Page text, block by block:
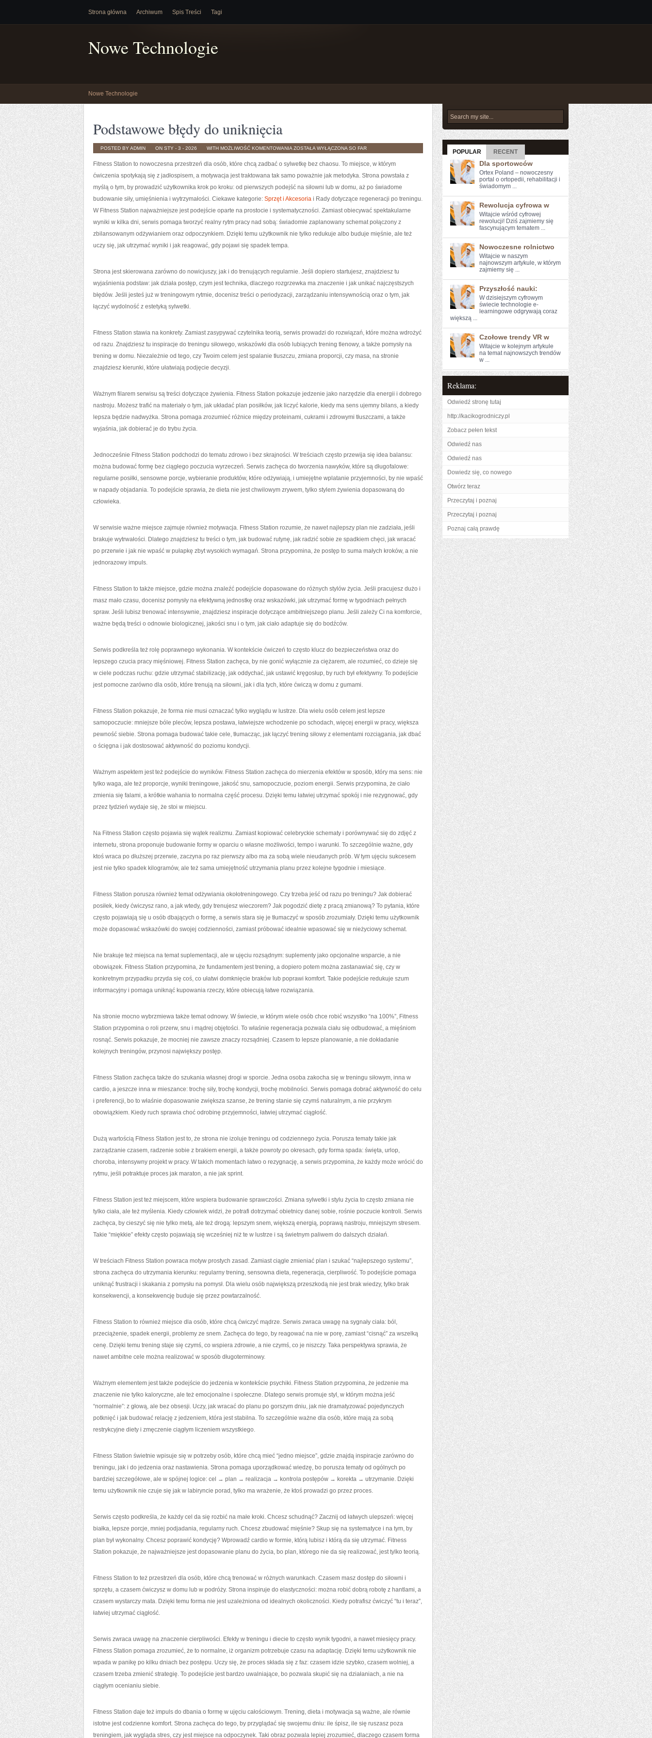
Strona główna Archiwum Spis Treści Tagi
Nowe Technologie
Nowe Technologie
Podstawowe błędy do uniknięcia
POSTED BY ADMIN ON STY - 3 - 2026 WITH MOŻLIWOŚĆ KOMENTOWANIA PODSTAWOWE
BŁĘDY
UNIKNIĘCIA
ZOSTAŁA WYŁĄCZONA SO FAR
Fitness Station to nowoczesna przestrzeń dla osób, które chcą zadbać o sylwetkę bez chaosu. To miejsce, w którym
ćwiczenia spotykają się z jadłospisem, a motywacja jest traktowana tak samo poważnie jak metodyka. Strona powstała z
myślą o tym, by prowadzić użytkownika krok po kroku: od pierwszych podejść na siłowni lub w domu, aż po świadome
budowanie siły, umięśnienia i wytrzymałości. Ciekawe kategorie: Sprzęt i Akcesoria i Rady dotyczące regeneracji po treningu.
W Fitness Station najważniejsze jest podejście oparte na prostocie i systematyczności. Zamiast obiecywać spektakularne
wyniki w kilka dni, serwis pomaga tworzyć realny rytm pracy nad sobą: świadomie zaplanowany schemat połączony z
zbilansowanym odżywianiem oraz odpoczynkiem. Dzięki temu użytkownik nie tylko redukuje albo buduje mięśnie, ale też
uczy się, jak utrzymać wyniki i jak reagować, gdy pojawi się spadek tempa.
Strona jest skierowana zarówno do nowicjuszy, jak i do trenujących regularnie. Jeśli dopiero startujesz, znajdziesz tu
wyjaśnienia podstaw: jak działa postęp, czym jest technika, dlaczego rozgrzewka ma znaczenie i jak unikać najczęstszych
błędów. Jeśli jesteś już w treningowym rytmie, docenisz treści o periodyzacji, zarządzaniu intensywnością oraz o tym, jak
łączyć wydolność z estetyką sylwetki.
Fitness Station stawia na konkrety. Zamiast zasypywać czytelnika teorią, serwis prowadzi do rozwiązań, które można wdrożyć
od razu. Znajdziesz tu inspiracje do treningu siłowego, wskazówki dla osób lubiących trening tlenowy, a także pomysły na
trening w domu. Niezależnie od tego, czy Twoim celem jest spalanie tłuszczu, zmiana proporcji, czy masa, na stronie
znajdziesz kierunki, które ułatwiają podjęcie decyzji.
Ważnym filarem serwisu są treści dotyczące żywienia. Fitness Station pokazuje jedzenie jako narzędzie dla energii i dobrego
nastroju. Możesz trafić na materiały o tym, jak układać plan posiłków, jak liczyć kalorie, kiedy ma sens ujemny bilans, a kiedy
lepsza będzie nadwyżka. Strona pomaga zrozumieć różnice między proteinami, cukrami i zdrowymi tłuszczami, a także
wyjaśnia, jak dobierać je do trybu życia.
Jednocześnie Fitness Station podchodzi do tematu zdrowo i bez skrajności. W treściach często przewija się idea balansu:
można budować formę bez ciągłego poczucia wyrzeczeń. Serwis zachęca do tworzenia nawyków, które są długofalowe:
regularne posiłki, sensowne porcje, wybieranie produktów, które odżywiają, i umiejętne wplatanie przyjemności, by nie wpaść
w napady objadania. To podejście sprawia, że dieta nie jest chwilowym zrywem, tylko stylem żywienia dopasowaną do
człowieka.
W serwisie ważne miejsce zajmuje również motywacja. Fitness Station rozumie, że nawet najlepszy plan nie zadziała, jeśli
brakuje wytrwałości. Dlatego znajdziesz tu treści o tym, jak budować rutynę, jak radzić sobie ze spadkiem chęci, jak wracać
po przerwie i jak nie wpaść w pułapkę zbyt wysokich wymagań. Strona przypomina, że postęp to suma małych kroków, a nie
jednorazowy impuls.
Fitness Station to także miejsce, gdzie można znaleźć podejście dopasowane do różnych stylów życia. Jeśli pracujesz dużo i
masz mało czasu, docenisz pomysły na efektywną jednostkę oraz wskazówki, jak utrzymać formę w tygodniach pełnych
spraw. Jeśli lubisz trenować intensywnie, znajdziesz inspiracje dotyczące ambitniejszego planu. Jeśli zależy Ci na komforcie,
ważne będą treści o odnowie biologicznej, jakości snu i o tym, jak ciało adaptuje się do bodźców.
Serwis podkreśla też rolę poprawnego wykonania. W kontekście ćwiczeń to często klucz do bezpieczeństwa oraz do
lepszego czucia pracy mięśniowej. Fitness Station zachęca, by nie gonić wyłącznie za ciężarem, ale rozumieć, co dzieje się
w ciele podczas ruchu: gdzie utrzymać stabilizację, jak oddychać, jak ustawić kręgosłup, by ruch był efektywny. To podejście
jest pomocne zarówno dla osób, które trenują na siłowni, jak i dla tych, które ćwiczą w domu z gumami.
Fitness Station pokazuje, że forma nie musi oznaczać tylko wyglądu w lustrze. Dla wielu osób celem jest lepsze
samopoczucie: mniejsze bóle pleców, lepsza postawa, łatwiejsze wchodzenie po schodach, więcej energii w pracy, większa
pewność siebie. Strona pomaga budować takie cele, tłumacząc, jak łączyć trening siłowy z elementami rozciągania, jak dbać
o ścięgna i jak dostosować aktywność do poziomu kondycji.
Ważnym aspektem jest też podejście do wyników. Fitness Station zachęca do mierzenia efektów w sposób, który ma sens: nie
tylko waga, ale też proporcje, wyniki treningowe, jakość snu, samopoczucie, poziom energii. Serwis przypomina, że ciało
zmienia się falami, a krótkie wahania to normalna część procesu. Dzięki temu łatwiej utrzymać spokój i nie rezygnować, gdy
przez tydzień wydaje się, że stoi w miejscu.
Na Fitness Station często pojawia się wątek realizmu. Zamiast kopiować celebryckie schematy i porównywać się do zdjęć z
internetu, strona proponuje budowanie formy w oparciu o własne możliwości, tempo i warunki. To szczególnie ważne, gdy
ktoś wraca po dłuższej przerwie, zaczyna po raz pierwszy albo ma za sobą wiele nieudanych prób. W tym ujęciu sukcesem
jest nie tylko spadek kilogramów, ale też sama umiejętność utrzymania planu przez kolejne tygodnie i miesiące.
Fitness Station porusza również temat odżywiania okołotreningowego. Czy trzeba jeść od razu po treningu? Jak dobierać
posiłek, kiedy ćwiczysz rano, a jak wtedy, gdy trenujesz wieczorem? Jak pogodzić dietę z pracą zmianową? To pytania, które
często pojawiają się u osób dbających o formę, a serwis stara się je tłumaczyć w sposób zrozumiały. Dzięki temu użytkownik
może dopasować wskazówki do swojej codzienności, zamiast próbować idealnie wpasować się w nieżyciowy schemat.
Nie brakuje też miejsca na temat suplementacji, ale w ujęciu rozsądnym: suplementy jako opcjonalne wsparcie, a nie
obowiązek. Fitness Station przypomina, że fundamentem jest trening, a dopiero potem można zastanawiać się, czy w
konkretnym przypadku przyda się coś, co ułatwi domknięcie braków lub poprawi komfort. Takie podejście redukuje szum
informacyjny i pomaga uniknąć kupowania rzeczy, które obiecują łatwe rozwiązania.
Na stronie mocno wybrzmiewa także temat odnowy. W świecie, w którym wiele osób chce robić wszystko “na 100%”, Fitness
Station przypomina o roli przerw, snu i mądrej objętości. To właśnie regeneracja pozwala ciału się odbudować, a mięśniom
rosnąć. Serwis pokazuje, że mocniej nie zawsze znaczy rozsądniej. Czasem to lepsze planowanie, a nie dokładanie
kolejnych treningów, przynosi największy postęp.
Fitness Station zachęca także do szukania własnej drogi w sporcie. Jedna osoba zakocha się w treningu siłowym, inna w
cardio, a jeszcze inna w mieszance: trochę siły, trochę kondycji, trochę mobilności. Serwis pomaga dobrać aktywność do celu
i preferencji, bo to właśnie dopasowanie zwiększa szanse, że trening stanie się czymś naturalnym, a nie przykrym
obowiązkiem. Kiedy ruch sprawia choć odrobinę przyjemności, łatwiej utrzymać ciągłość.
Dużą wartością Fitness Station jest to, że strona nie izoluje treningu od codziennego życia. Porusza tematy takie jak
zarządzanie czasem, radzenie sobie z brakiem energii, a także powroty po okresach, gdy forma spada: święta, urlop,
choroba, intensywny projekt w pracy. W takich momentach łatwo o rezygnację, a serwis przypomina, że każdy może wrócić do
rytmu, jeśli potraktuje proces jak maraton, a nie jak sprint.
Fitness Station jest też miejscem, które wspiera budowanie sprawczości. Zmiana sylwetki i stylu życia to często zmiana nie
tylko ciała, ale też myślenia. Kiedy człowiek widzi, że potrafi dotrzymać obietnicy danej sobie, rośnie poczucie kontroli. Serwis
zachęca, by cieszyć się nie tylko metą, ale też drogą: lepszym snem, większą energią, poprawą nastroju, mniejszym stresem.
Takie “miękkie” efekty często pojawiają się wcześniej niż te w lustrze i są świetnym paliwem do dalszych działań.
W treściach Fitness Station powraca motyw prostych zasad. Zamiast ciągle zmieniać plan i szukać “najlepszego systemu”,
strona zachęca do utrzymania kierunku: regularny trening, sensowna dieta, regeneracja, cierpliwość. To podejście pomaga
uniknąć frustracji i skakania z pomysłu na pomysł. Dla wielu osób największą przeszkodą nie jest brak wiedzy, tylko brak
konsekwencji, a konsekwencję buduje się przez powtarzalność.
Fitness Station to również miejsce dla osób, które chcą ćwiczyć mądrze. Serwis zwraca uwagę na sygnały ciała: ból,
przeciążenie, spadek energii, problemy ze snem. Zachęca do tego, by reagować na nie w porę, zamiast “cisnąć” za wszelką
cenę. Dzięki temu trening staje się czymś, co wspiera zdrowie, a nie czymś, co je niszczy. Taka perspektywa sprawia, że
nawet ambitne cele można realizować w sposób długoterminowy.
Ważnym elementem jest także podejście do jedzenia w kontekście psychiki. Fitness Station przypomina, że jedzenie ma
znaczenie nie tylko kaloryczne, ale też emocjonalne i społeczne. Dlatego serwis promuje styl, w którym można jeść
“normalnie”: z głową, ale bez obsesji. Uczy, jak wracać do planu po gorszym dniu, jak nie dramatyzować pojedynczych
potknięć i jak budować relację z jedzeniem, która jest stabilna. To szczególnie ważne dla osób, które mają za sobą
restrykcyjne diety i zmęczenie ciągłym liczeniem wszystkiego.
Fitness Station świetnie wpisuje się w potrzeby osób, które chcą mieć “jedno miejsce”, gdzie znajdą inspiracje zarówno do
treningu, jak i do jedzenia oraz nastawienia. Strona pomaga uporządkować wiedzę, bo porusza tematy od ogólnych po
bardziej szczegółowe, ale w spójnej logice: cel → plan → realizacja → kontrola postępów → korekta → utrzymanie. Dzięki
temu użytkownik nie czuje się jak w labiryncie porad, tylko ma wrażenie, że ktoś prowadzi go przez proces.
Serwis często podkreśla, że każdy cel da się rozbić na małe kroki. Chcesz schudnąć? Zacznij od łatwych ulepszeń: więcej
białka, lepsze porcje, mniej podjadania, regularny ruch. Chcesz zbudować mięśnie? Skup się na systematyce i na tym, by
plan był wykonalny. Chcesz poprawić kondycję? Wprowadź cardio w formie, którą lubisz i którą da się utrzymać. Fitness
Station pokazuje, że najważniejsze jest dopasowanie planu do życia, bo plan, którego nie da się realizować, jest tylko teorią.
Fitness Station to też przestrzeń dla osób, które chcą trenować w różnych warunkach. Czasem masz dostęp do siłowni i
sprzętu, a czasem ćwiczysz w domu lub w podróży. Strona inspiruje do elastyczności: można robić dobrą robotę z hantlami, a
czasem wystarczy mata. Dzięki temu forma nie jest uzależniona od idealnych okoliczności. Kiedy potrafisz ćwiczyć “tu i teraz”,
łatwiej utrzymać ciągłość.
Serwis zwraca uwagę na znaczenie cierpliwości. Efekty w treningu i diecie to często wynik tygodni, a nawet miesięcy pracy.
Fitness Station pomaga zrozumieć, że to normalne, iż organizm potrzebuje czasu na adaptację. Dzięki temu użytkownik nie
wpada w panikę po kilku dniach bez postępu. Uczy się, że proces składa się z faz: czasem idzie szybko, czasem wolniej, a
czasem trzeba zmienić strategię. To podejście jest bardzo uwalniające, bo pozwala skupić się na działaniach, a nie na
ciągłym ocenianiu siebie.
Fitness Station daje też impuls do dbania o formę w ujęciu całościowym. Trening, dieta i motywacja są ważne, ale równie
istotne jest codzienne komfort. Strona zachęca do tego, by przyglądać się swojemu dniu: ile śpisz, ile się ruszasz poza
treningiem, jak wygląda stres, czy jest miejsce na odpoczynek. Taki obraz pozwala lepiej zrozumieć, dlaczego czasem forma
POPULAR RECENT
Dla sportowców
Ortex Poland – nowoczesny
portal o ortopedii, rehabilitacji i
świadomym ...
Rewolucja cyfrowa w
Witajcie wśród cyfrowej
⁢rewolucji! Dziś zajmiemy ​się
fascynującym tematem ...
Nowoczesne rolnictwo
Witajcie w naszym
najnowszym artykule, ‍w którym
zajmiemy się ...
Przyszłość nauki:
W dzisiejszym cyfrowym
świecie technologie e-
learningowe odgrywają ⁢coraz
większą ...
Czołowe trendy VR w
Witajcie w kolejnym artykule
na temat najnowszych ‌trendów
w ...
Reklama:
Odwiedź stronę tutaj
http://kacikogrodniczy.pl
Zobacz pełen tekst
Odwiedź nas
Odwiedź nas
Dowiedz się, co nowego
Otwórz teraz
Przeczytaj i poznaj
Przeczytaj i poznaj
Poznaj całą prawdę